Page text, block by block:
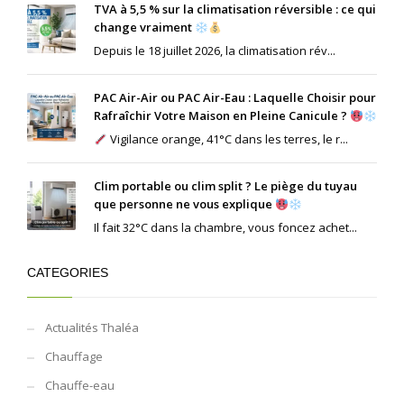
TVA à 5,5 % sur la climatisation réversible : ce qui
change vraiment
Depuis le 18 juillet 2026, la climatisation rév...
PAC Air-Air ou PAC Air-Eau : Laquelle Choisir pour
Rafraîchir Votre Maison en Pleine Canicule ?
Vigilance orange, 41°C dans les terres, le r...
Clim portable ou clim split ? Le piège du tuyau
que personne ne vous explique
Il fait 32°C dans la chambre, vous foncez achet...
CATEGORIES
Actualités Thaléa
Chauffage
Chauffe-eau